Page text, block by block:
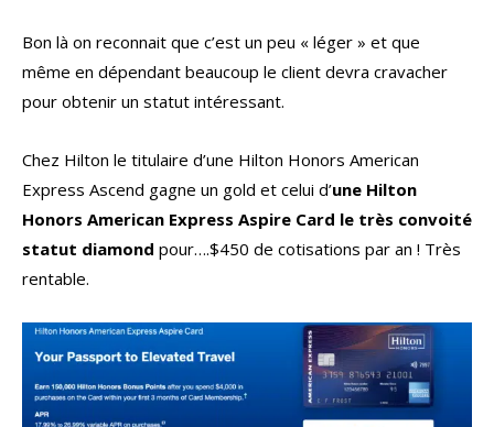
Bon là on reconnait que c’est un peu « léger » et que
même en dépendant beaucoup le client devra cravacher
pour obtenir un statut intéressant.
Chez Hilton le titulaire d’une Hilton Honors American
Express Ascend gagne un gold et celui d’une Hilton
Honors American Express Aspire Card le très convoité
statut diamond pour….$450 de cotisations par an ! Très
rentable.